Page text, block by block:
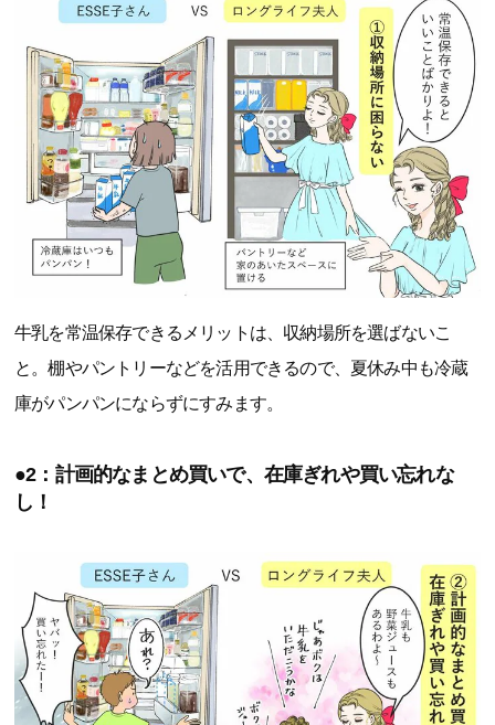
牛乳を常温保存できるメリットは、収納場所を選ばないこ
と。棚やパントリーなどを活用できるので、夏休み中も冷蔵
庫がパンパンにならずにすみます。
●2：計画的なまとめ買いで、在庫ぎれや買い忘れな
し！